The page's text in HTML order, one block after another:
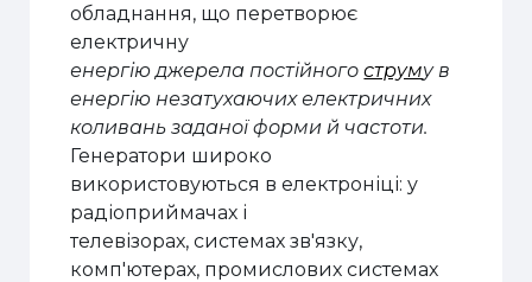
обладнання, що перетворює
електричну
енергію джерела постійногоструму в
енергію незатухаючих електричних
коливань заданої форми й частоти.
Генератори широко
використовуються в електроніці: у
радіоприймачах і
телевізорах, системах зв'язку,
комп'ютерах, промислових системах